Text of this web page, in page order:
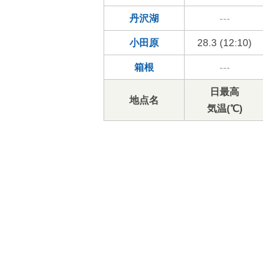
丹沢湖 ---
小田原 28.3 (12:10)
箱根 ---
地点名
日最高
気温(℃)